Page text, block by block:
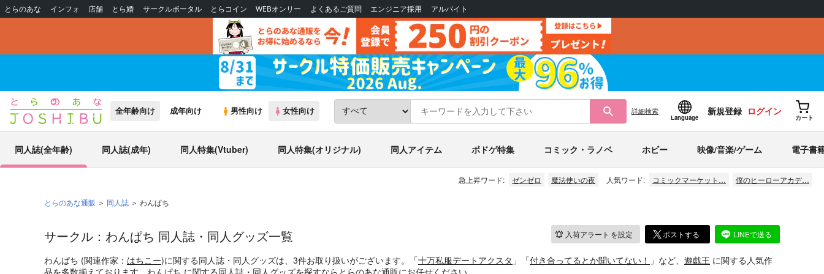
とらのあな インフォ 店舗 とら婚 サークルポータル とらコイン WEBオンリー よくあるご質問 エンジニア採用 アルバイト
全年齢向け 成年向け 男性向け 女性向け 詳細検索
Language
新規登録 ログイン
カート
同人誌(全年齢) 同人誌(成年) 同人特集(Vtuber) 同人特集(オリジナル) 同人アイテム ボドゲ特集 コミック・ラノベ ホビー 映像/音楽/ゲーム 電子書
急上昇ワード: ゼンゼロ 魔法使いの夜 人気ワード: コミックマーケット… 僕のヒーローアカデ…
とらのあな通販 同人誌 わんぱち
入荷アラート を設定 ポストする LINEで送る
サークル：わんぱち 同人誌・同人グッズ一覧
わんぱち (関連作家： はちこー)に関する同人誌・同人グッズは、3件お取り扱いがございます。「十万私服デートアクスタ 」「付き合ってるとか聞いてない！ 」など、 遊戯王 に関する人気作
品を多数揃えております。わんぱち に関する同人誌・同人グッズを探すならとらのあな通販にお任せください。